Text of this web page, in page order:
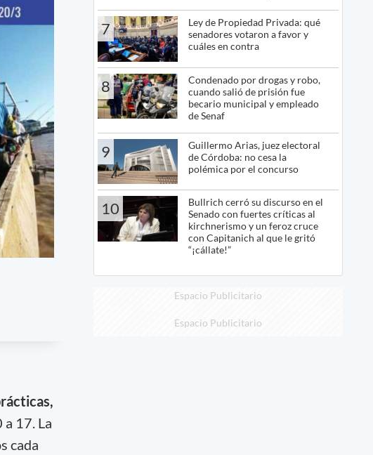
a 17. La
cada
7
Ley de Propiedad Privada: qué
senadores votaron a favor y
cuáles en contra
8
Condenado por drogas y robo,
cuando salió de prisión fue
becario municipal y empleado
de Senaf
9
Guillermo Arias, juez electoral
de Córdoba: no cesa la
polémica por el concurso
10
Bullrich cerró su discurso en el
Senado con fuertes críticas al
kirchnerismo y un feroz cruce
con Capitanich al que le gritó
“¡cállate!”
Espacio Publicitario
Espacio Publicitario